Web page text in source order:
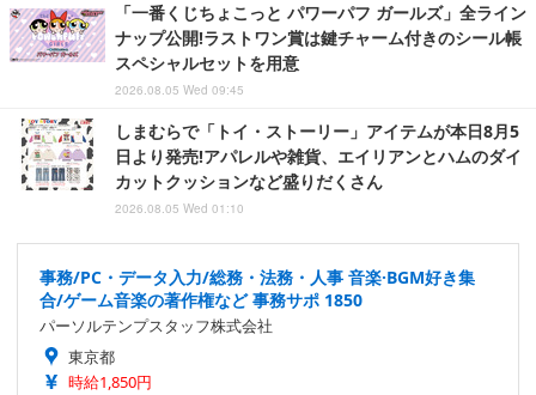
「一番くじちょこっと パワーパフ ガールズ」全ライン
ナップ公開!ラストワン賞は鍵チャーム付きのシール帳
スペシャルセットを用意
2026.08.05 Wed 09:45
しまむらで「トイ・ストーリー」アイテムが本日8月5
日より発売!アパレルや雑貨、エイリアンとハムのダイ
カットクッションなど盛りだくさん
2026.08.05 Wed 01:10
事務/PC・データ入力/総務・法務・人事 音楽·BGM好き集
合/ゲーム音楽の著作権など 事務サポ 1850
パーソルテンプスタッフ株式会社
東京都
時給1,850円